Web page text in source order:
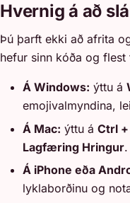
Hvernig á að
Þú þarft ekki að afrita
hefur sinn kóða og
Á Windows: ýttu á
emojivalmyndina,
Á Mac: ýttu á Ctrl +
Lagfæring Hringur.
Á iPhone eða
lyklaborðinu og